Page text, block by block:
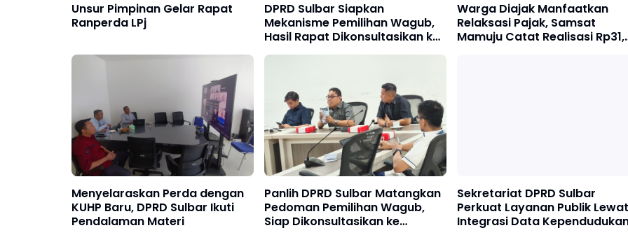
Unsur Pimpinan Gelar Rapat
Ranperda LPj
DPRD Sulbar Siapkan
Mekanisme Pemilihan Wagub,
Hasil Rapat Dikonsultasikan ke
Kemendagri
Warga Diajak Manfaatkan
Relaksasi Pajak, Samsat
Mamuju Catat Realisasi
Menyelaraskan Perda dengan
KUHP Baru, DPRD Sulbar Ikuti
Pendalaman Materi
Panlih DPRD Sulbar Matangkan
Pedoman Pemilihan Wagub,
Siap Dikonsultasikan ke
Sekretariat DPRD Sulbar
Perkuat Layanan Publik Lewat
Integrasi Data